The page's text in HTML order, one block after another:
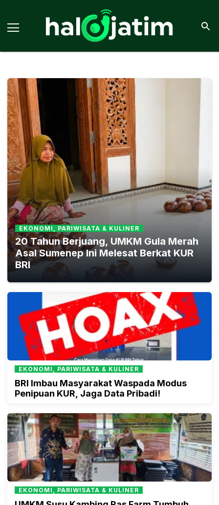
EKONOMI, PARIWISATA & KULINER
20 Tahun Berjuang, UMKM Gula Merah
Asal Sumenep Ini Melesat Berkat KUR
BRI
EKONOMI, PARIWISATA & KULINER
BRI Imbau Masyarakat Waspada Modus
Penipuan KUR, Jaga Data Pribadi!
EKONOMI, PARIWISATA & KULINER